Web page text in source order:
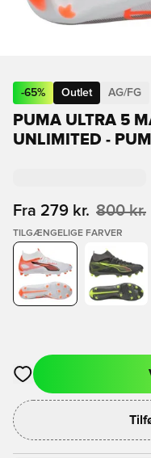
-65% Outlet AG/FG
PUMA ULTRA 5
UNLIMITED -
Fra 279 kr. 800 kr.
TILGÆNGELIGE FARVER
Åbner en Modal til at